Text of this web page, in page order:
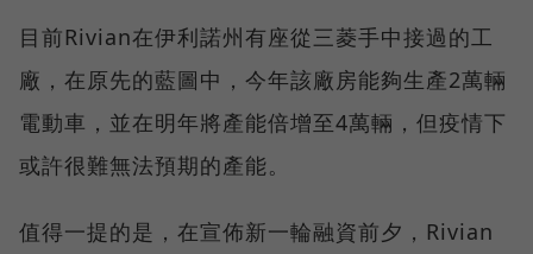
目前Rivian在伊利諾州有座從三菱手中接過的工
廠，在原先的藍圖中，今年該廠房能夠生產2萬輛
電動車，並在明年將產能倍增至4萬輛，但疫情下
或許很難無法預期的產能。
值得一提的是，在宣佈新一輪融資前夕，Rivian